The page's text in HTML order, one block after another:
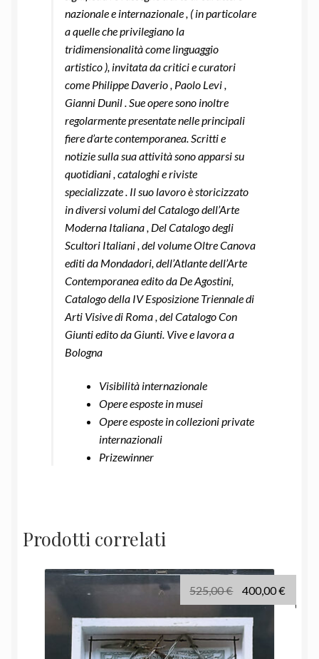
nazionale e internazionale , ( in particolare
a quelle che privilegiano la
tridimensionalità come linguaggio
artistico ), invitata da critici e curatori
come Philippe Daverio , Paolo Levi ,
Gianni Dunil . Sue opere sono inoltre
regolarmente presentate nelle principali
fiere d’arte contemporanea. Scritti e
notizie sulla sua attività sono apparsi su
quotidiani , cataloghi e riviste
specializzate . Il suo lavoro è storicizzato
in diversi volumi del Catalogo dell’Arte
Moderna Italiana , Del Catalogo degli
Scultori Italiani , del volume Oltre Canova
editi da Mondadori, dell’Atlante dell’Arte
Contemporanea edito da De Agostini,
Catalogo della IV Esposizione Triennale di
Arti Visive di Roma , del Catalogo Con
Giunti edito da Giunti. Vive e lavora a
Bologna
Visibilità internazionale
Opere esposte in musei
Opere esposte in collezioni private
internazionali
Prizewinner
Prodotti correlati
525,00€
prezzo
originale
era:
400,00€